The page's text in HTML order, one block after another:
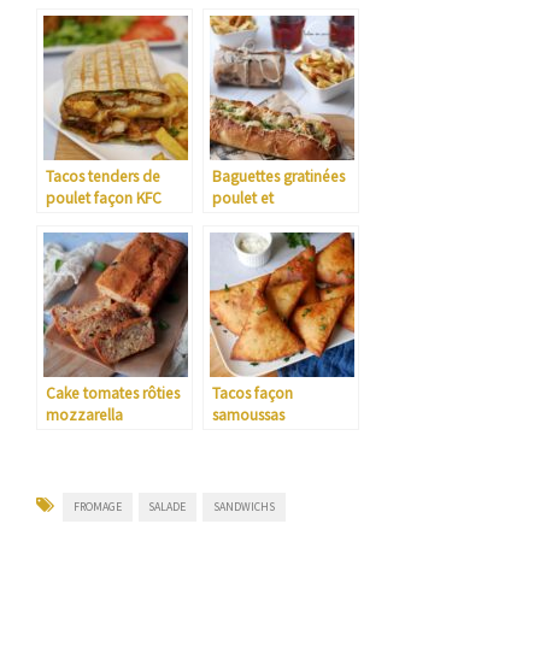
Tacos tenders de
poulet façon KFC
Baguettes gratinées
poulet et
Cake tomates rôties
mozzarella
Tacos façon
samoussas
FROMAGE SALADE SANDWICHS